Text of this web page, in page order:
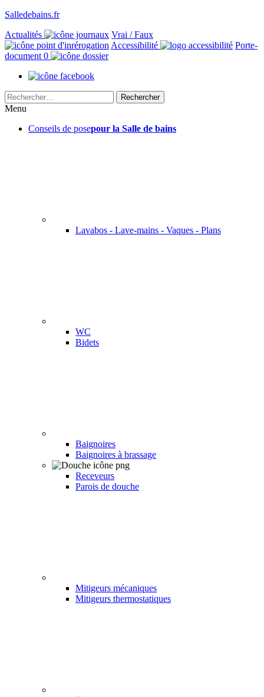
Salledebains.fr
Actualités
Vrai / Faux
Accessibilité
Porte-
document 0
Rechercher :
Menu
Conseils de posepour la Salle de bains
Lavabos - Lave-mains - Vaques - Plans
WC
Bidets
Baignoires
Baignoires à brassage
Receveurs
Parois de douche
Mitigeurs mécaniques
Mitigeurs thermostatiques